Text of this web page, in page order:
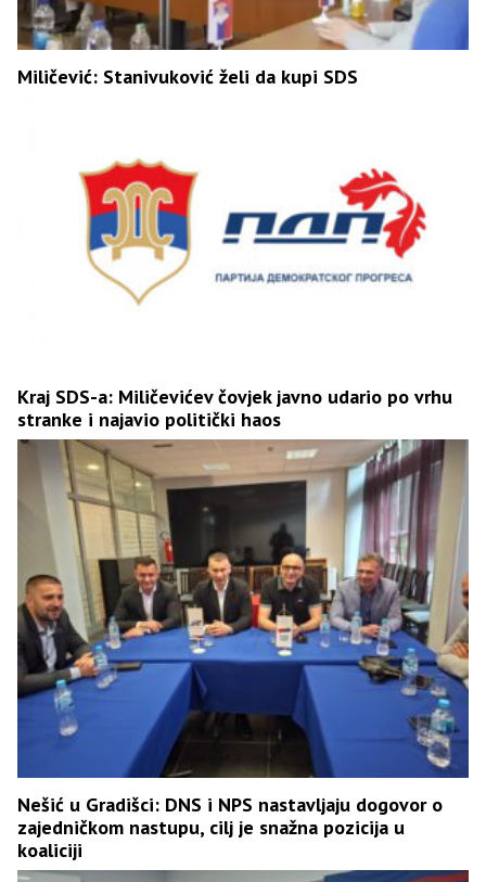
Miličević: Stanivuković želi da kupi SDS
Kraj SDS-a: Miličevićev čovjek javno udario po vrhu
stranke i najavio politički haos
Nešić u Gradišci: DNS i NPS nastavljaju dogovor o
zajedničkom nastupu, cilj je snažna pozicija u
koaliciji